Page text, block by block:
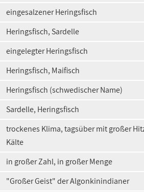
eingesalzener Heringsfisch
Heringsfisch, Sardelle
eingelegter Heringsfisch
Heringsfisch, Maifisch
Heringsfisch (schwedischer Name)
Sardelle, Heringsfisch
trockenes Klima, tagsüber mit großer
Kälte
in großer Zahl, in großer Menge
"Großer Geist" der Algonkinindianer